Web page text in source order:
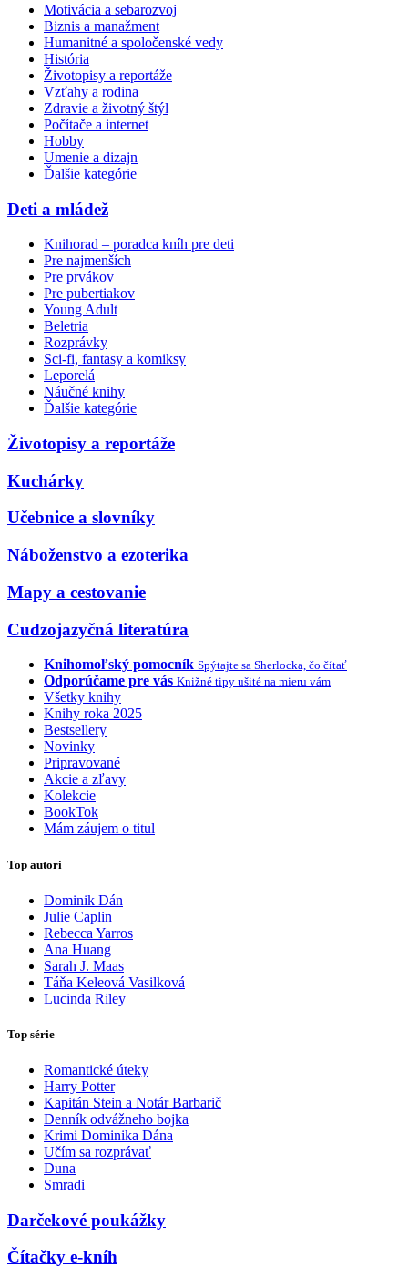
Motivácia a sebarozvoj
Biznis a manažment
Humanitné a spoločenské vedy
História
Životopisy a reportáže
Vzťahy a rodina
Zdravie a životný štýl
Počítače a internet
Hobby
Umenie a dizajn
Ďalšie kategórie
Deti a mládež
Knihorad – poradca kníh pre deti
Pre najmenších
Pre prvákov
Pre pubertiakov
Young Adult
Beletria
Rozprávky
Sci-fi, fantasy a komiksy
Leporelá
Náučné knihy
Ďalšie kategórie
Životopisy a reportáže
Kuchárky
Učebnice a slovníky
Náboženstvo a ezoterika
Mapy a cestovanie
Cudzojazyčná literatúra
Knihomoľský pomocník Spýtajte sa Sherlocka, čo čítať
Odporúčame pre vás Knižné tipy ušité na mieru vám
Všetky knihy
Knihy roka 2025
Bestsellery
Novinky
Pripravované
Akcie a zľavy
Kolekcie
BookTok
Mám záujem o titul
Top autori
Dominik Dán
Julie Caplin
Rebecca Yarros
Ana Huang
Sarah J. Maas
Táňa Keleová Vasilková
Lucinda Riley
Top série
Romantické úteky
Harry Potter
Kapitán Stein a Notár Barbarič
Denník odvážneho bojka
Krimi Dominika Dána
Učím sa rozprávať
Duna
Smradi
Darčekové poukážky
Čítačky e-kníh